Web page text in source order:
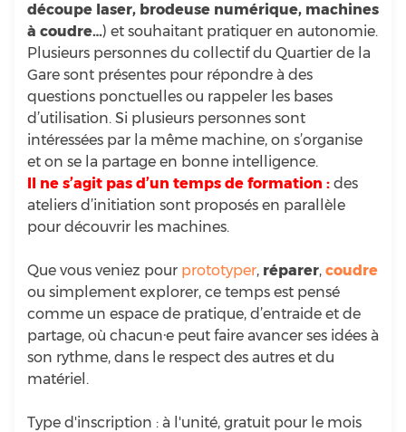
découpe laser, brodeuse numérique, machines
à coudre…) et souhaitant pratiquer en autonomie.
Plusieurs personnes du collectif du Quartier de la
Gare sont présentes pour répondre à des
questions ponctuelles ou rappeler les bases
d’utilisation. Si plusieurs personnes sont
intéressées par la même machine, on s’organise
et on se la partage en bonne intelligence.
Il ne s’agit pas d’un temps de formation : des
ateliers d’initiation sont proposés en parallèle
pour découvrir les machines.
Que vous veniez pour prototyper, réparer, coudre
ou simplement explorer, ce temps est pensé
comme un espace de pratique, d’entraide et de
partage, où chacun·e peut faire avancer ses idées à
son rythme, dans le respect des autres et du
matériel.
Type d'inscription : à l'unité, gratuit pour le mois